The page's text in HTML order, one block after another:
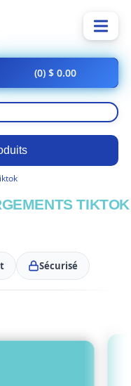
(0) $ 0.00
TIKTOK
Sécurisé